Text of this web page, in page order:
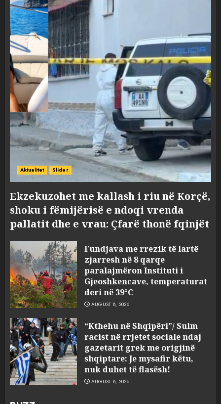
Aktualitet Slider
Ekzekuzohet me kallash i riu në Korçë,
shoku i fëmijërisë e ndoqi vrenda
pallatit dhe e vrau: Çfarë thonë fqinjët
Fundjava me rrezik të lartë
zjarresh në 8 qarqe
paralajmëron Instituti i
Gjeoshkencave, temperaturat
deri në 39°C
AUGUST 8, 2026
“Kthehu në Shqipëri”/ Sulm
racist në rrjetet sociale ndaj
gazetarit grek me origjinë
shqiptare: Je mysafir këtu,
nuk duhet të flasësh!
AUGUST 8, 2026